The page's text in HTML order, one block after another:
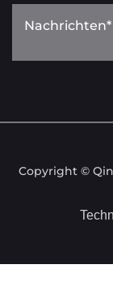
Copyright ©